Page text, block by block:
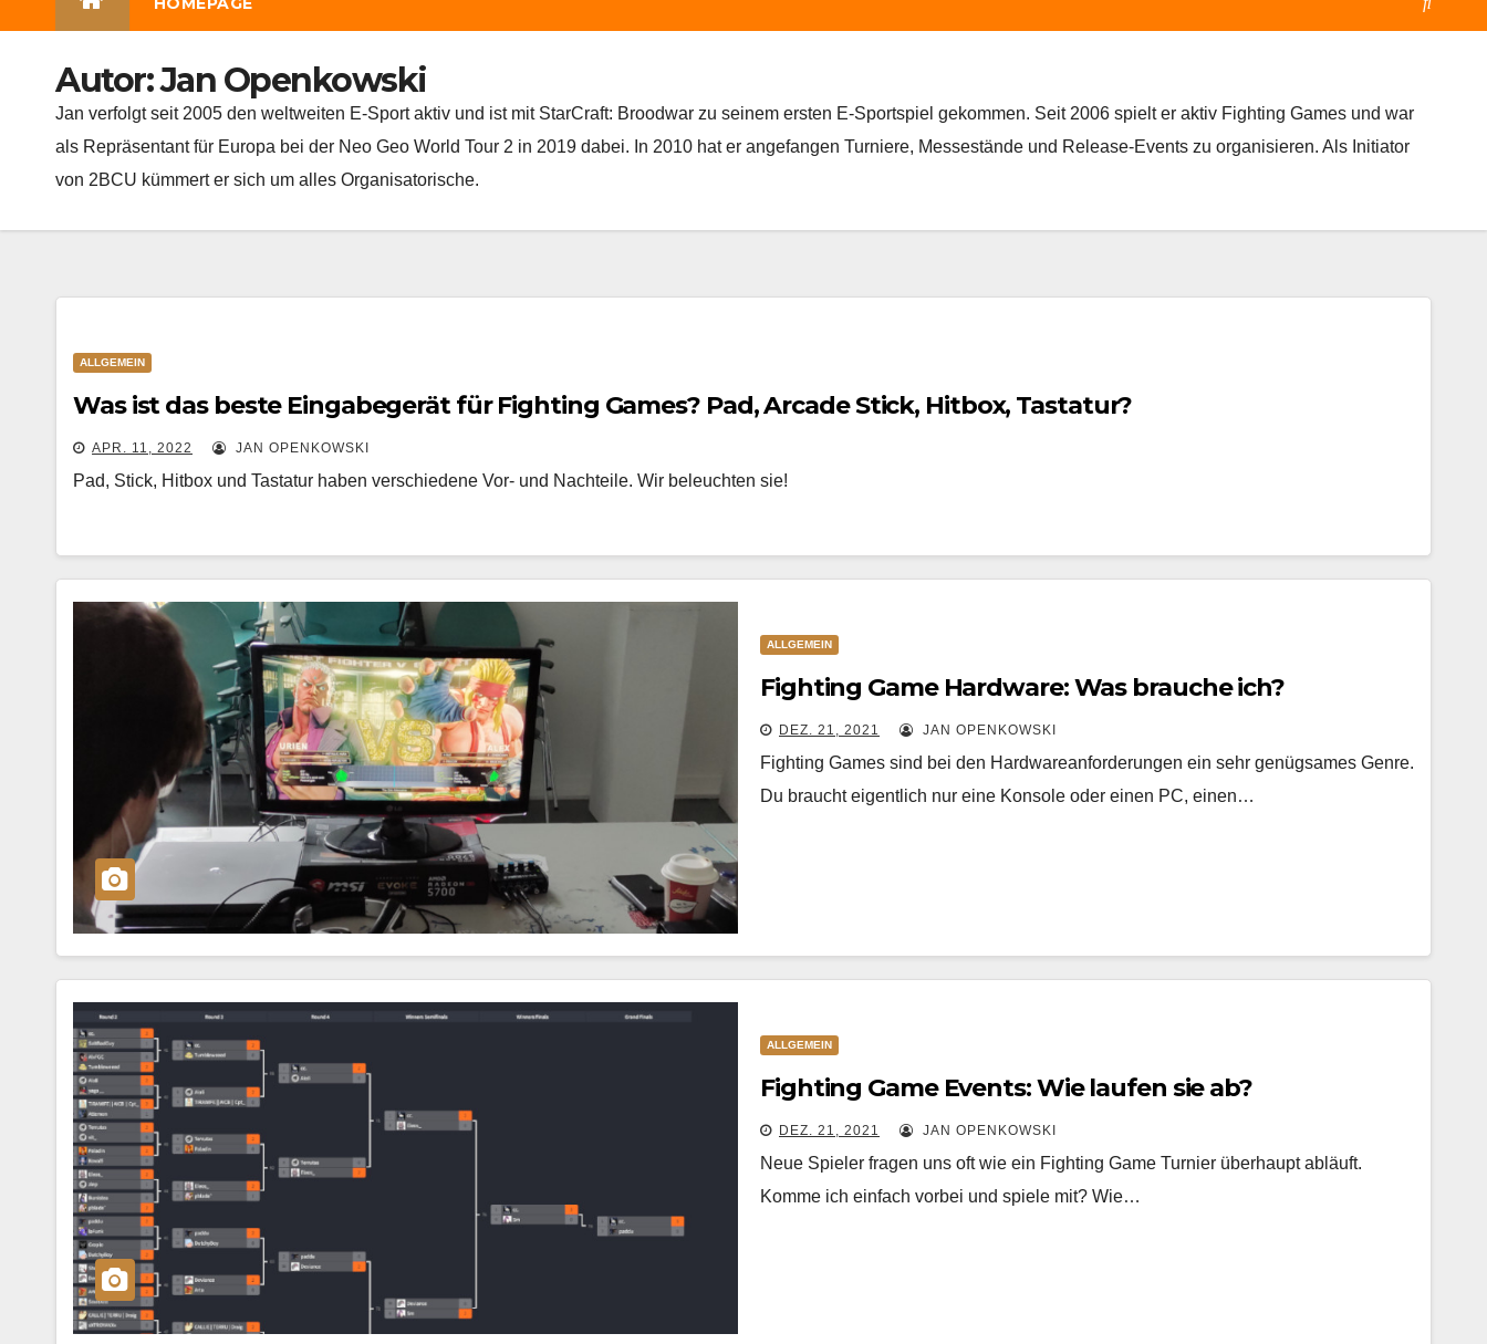
Autor:Jan Openkowski
Jan verfolgt seit 2005 den weltweiten E-Sport aktiv und ist mit StarCraft: Broodwar zu seinem ersten E-Sportspiel gekommen. Seit 2006 spielt er aktiv Fighting Games und war
als Repräsentant für Europa bei der Neo Geo World Tour 2 in 2019 dabei. In 2010 hat er angefangen Turniere, Messestände und Release-Events zu organisieren. Als Initiator
von 2BCU kümmert er sich um alles Organisatorische.
ALLGEMEIN
Was ist das beste Eingabegerät für Fighting Games? Pad, Arcade Stick, Hitbox, Tastatur?
APR. 11, 2022 JAN OPENKOWSKI
Pad, Stick, Hitbox und Tastatur haben verschiedene Vor- und Nachteile. Wir beleuchten sie!
ALLGEMEIN
Fighting Game Hardware: Was brauche ich?
DEZ. 21, 2021 JAN OPENKOWSKI
Fighting Games sind bei den Hardwareanforderungen ein sehr genügsames Genre.
Du braucht eigentlich nur eine Konsole oder einen PC, einen…
ALLGEMEIN
Fighting Game Events: Wie laufen sie ab?
DEZ. 21, 2021 JAN OPENKOWSKI
Neue Spieler fragen uns oft wie ein Fighting Game Turnier überhaupt abläuft.
Komme ich einfach vorbei und spiele mit? Wie…